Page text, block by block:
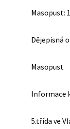
Masopust:
Dějepisná
Masopust
Informace
5.třída ve